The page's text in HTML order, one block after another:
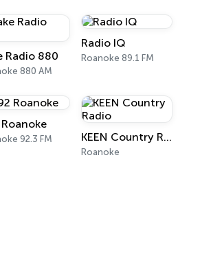
Radio 880
880 AM
Radio IQ
Roanoke 89.1 FM
Roanoke
92.3 FM KEEN Country Radio
Roanoke